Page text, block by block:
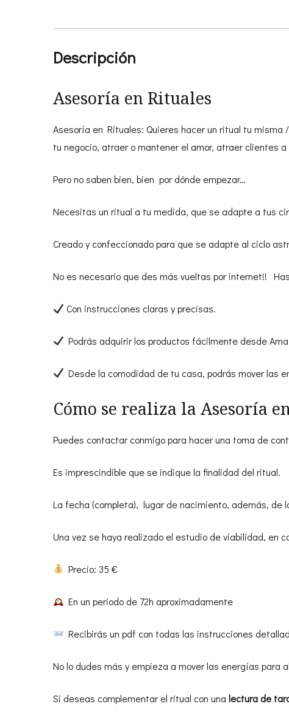
Descripción
Asesoría en Rituales
Asesoría en Rituales: Quieres hacer un ritual tu
tu negocio, atraer o mantener el amor, atraer clientes
Pero no saben bien, bien por dónde empezar…
Necesitas un ritual a tu medida, que se adapte a tus
Creado y confeccionado para que se adapte al ciclo
No es necesario que des más vueltas por internet!!
Con instrucciones claras y precisas.
Podrás adquirir los productos fácilmente desde
Desde la comodidad de tu casa, podrás mover las
Cómo se realiza la Asesoría
Puedes contactar conmigo para hacer una toma de
Es imprescindible que se indique la finalidad del ritual.
La fecha (completa), lugar de nacimiento, además, de
Una vez se haya realizado el estudio de viabilidad, en
Precio: 35 €
En un periodo de 72h aproximadamente
Recibirás un pdf con todas las instrucciones
No lo dudes más y empieza a mover las energías para
Si deseas complementar el ritual con una lectura de